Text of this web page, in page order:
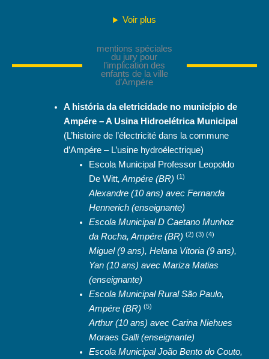
Voir plus
mentions spéciales
du jury pour
l’implication des
enfants de la ville
d’Ampére
A história da eletricidade no município de
Ampére – A Usina Hidroelétrica Municipal
(L’histoire de l’électricité dans la commune
d’Ampére – L’usine hydroélectrique)
Escola Municipal Professor Leopoldo
De Witt, Ampére (BR) (1)
Alexandre (10 ans) avec Fernanda
Hennerich (enseignante)
Escola Municipal D Caetano Munhoz
da Rocha, Ampére (BR) (2) (3) (4)
Miguel (9 ans), Helana Vitoria (9 ans),
Yan (10 ans) avec Mariza Matias
(enseignante)
Escola Municipal Rural São Paulo,
Ampére (BR) (5)
Arthur (10 ans) avec Carina Niehues
Moraes Galli (enseignante)
Escola Municipal João Bento do Couto,